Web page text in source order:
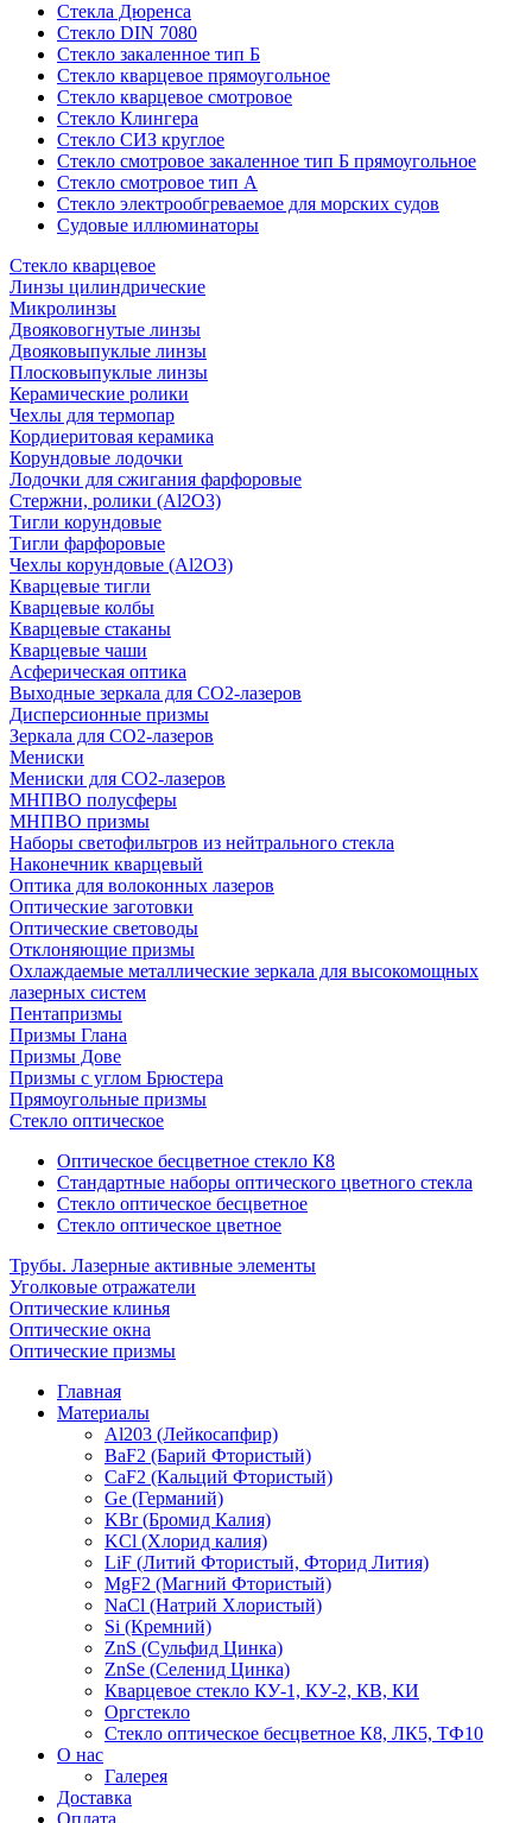
Стекла Дюренса
Стекло DIN 7080
Стекло закаленное тип Б
Стекло кварцевое прямоугольное
Стекло кварцевое смотровое
Стекло Клингера
Стекло СИЗ круглое
Стекло смотровое закаленное тип Б прямоугольное
Стекло смотровое тип А
Стекло электрообгреваемое для морских судов
Судовые иллюминаторы
Стекло кварцевое
Линзы цилиндрические
Микролинзы
Двояковогнутые линзы
Двояковыпуклые линзы
Плосковыпуклые линзы
Керамические ролики
Чехлы для термопар
Кордиеритовая керамика
Корундовые лодочки
Лодочки для сжигания фарфоровые
Стержни, ролики (Al2O3)
Тигли корундовые
Тигли фарфоровые
Чехлы корундовые (Al2O3)
Кварцевые тигли
Кварцевые колбы
Кварцевые стаканы
Кварцевые чаши
Асферическая оптика
Выходные зеркала для CO2-лазеров
Дисперсионные призмы
Зеркала для CO2-лазеров
Мениски
Мениски для CO2-лазеров
МНПВО полусферы
МНПВО призмы
Наборы светофильтров из нейтрального стекла
Наконечник кварцевый
Оптика для волоконных лазеров
Оптические заготовки
Оптические световоды
Отклоняющие призмы
Охлаждаемые металлические зеркала для высокомощных
лазерных систем
Пентапризмы
Призмы Глана
Призмы Дове
Призмы с углом Брюстера
Прямоугольные призмы
Стекло оптическое
Оптическое бесцветное стекло К8
Стандартные наборы оптического цветного стекла
Стекло оптическое бесцветное
Стекло оптическое цветное
Трубы. Лазерные активные элементы
Уголковые отражатели
Оптические клинья
Оптические окна
Оптические призмы
Главная
Материалы
Al203 (Лейкосапфир)
BaF2 (Барий Фтористый)
CaF2 (Кальций Фтористый)
Ge (Германий)
KBr (Бромид Калия)
KCl (Хлорид калия)
LiF (Литий Фтористый, Фторид Лития)
MgF2 (Магний Фтористый)
NaCl (Натрий Хлористый)
Si (Кремний)
ZnS (Сульфид Цинка)
ZnSe (Селенид Цинка)
Кварцевое стекло КУ-1, КУ-2, КВ, КИ
Оргстекло
Стекло оптическое бесцветное К8, ЛК5, ТФ10
О нас
Галерея
Доставка
Оплата